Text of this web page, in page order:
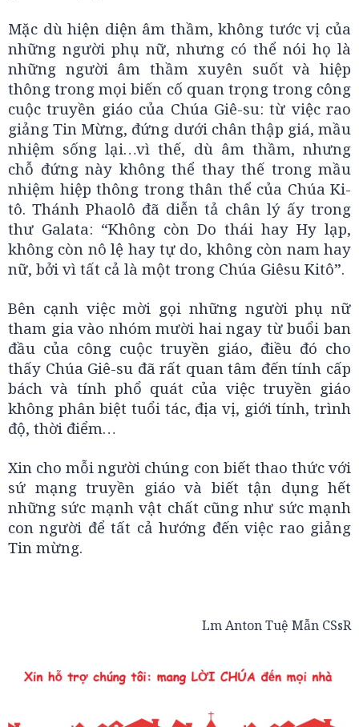
Mặc dù hiện diện âm thầm, không tước vị của
những người phụ nữ, nhưng có thể nói họ là
những người âm thầm xuyên suốt và hiệp
thông trong mọi biến cố quan trọng trong công
cuộc truyền giáo của Chúa Giê-su: từ việc rao
giảng Tin Mừng, đứng dưới chân thập giá, mầu
nhiệm sống lại…vì thế, dù âm thầm, nhưng
chỗ đứng này không thể thay thế trong mầu
nhiệm hiệp thông trong thân thể của Chúa Ki-
tô. Thánh Phaolô đã diễn tả chân lý ấy trong
thư Galata: “Không còn Do thái hay Hy lạp,
không còn nô lệ hay tự do, không còn nam hay
nữ, bởi vì tất cả là một trong Chúa Giêsu Kitô”.
Bên cạnh việc mời gọi những người phụ nữ
tham gia vào nhóm mười hai ngay từ buổi ban
đầu của công cuộc truyền giáo, điều đó cho
thấy Chúa Giê-su đã rất quan tâm đến tính cấp
bách và tính phổ quát của việc truyền giáo
không phân biệt tuổi tác, địa vị, giới tính, trình
độ, thời điểm…
Xin cho mỗi người chúng con biết thao thức với
sứ mạng truyền giáo và biết tận dụng hết
những sức mạnh vật chất cũng như sức mạnh
con người để tất cả hướng đến việc rao giảng
Tin mừng.
Lm Anton Tuệ Mẫn CSsR